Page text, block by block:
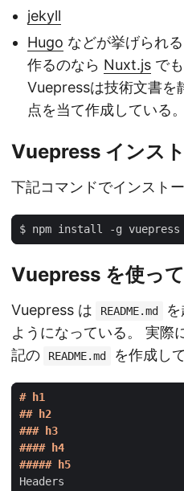
jekyll
Hugo などが挙げられ
作るのなら Nuxt.js で
Vuepressは技術文書を
点を当て作成している。
Vuepress インス
下記コマンドでインストー
Vuepress を使っ
Vuepress は README.md
ようになっている。 実際
記の
README.md を作成し